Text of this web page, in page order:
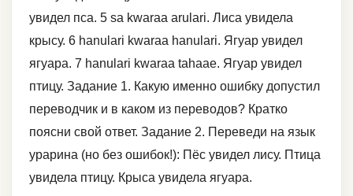
увидел пса. 5 sa kwaraa arulari. Лиса увидела
крысу. 6 hanulari kwaraa hanulari. Ягуар увидел
ягуара. 7 hanulari kwaraa tahaae. Ягуар увидел
птицу. Задание 1. Какую именно ошибку допустил
переводчик и в каком из переводов? Кратко
поясни свой ответ. Задание 2. Переведи на язык
урарина (но без ошибок!): Пёс увидел лису. Птица
увидела птицу. Крыса увидела ягуара.